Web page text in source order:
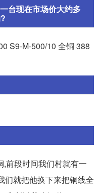
台现在市场价大约多
S9-M-500/10 全铜 388
前段时间我们村就有一
们就把他换下来把铜线全